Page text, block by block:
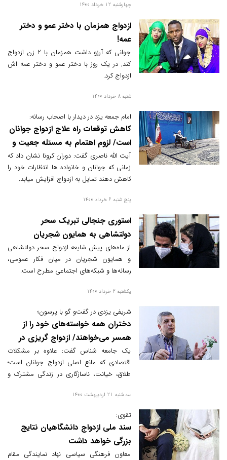
چهارشنبه 12 خرداد 1400
ازدواج همزمان با دختر عمو و دختر
عمه!
جوانی که آرزو داشت همزمان با 2 زن ازدواج
کند, در یک روز با دختر عمو و دختر عمه اش
ازدواج کرد.
شنبه 8 خرداد 1400
امام جمعه یزد در دیدار با اصحاب رسانه:
کاهش توقعات راه علاج ازدواج جوانان
است/ لزوم اهتمام به مسئله جعیت و
فرزندآوریآیت الله ناصری گفت: دوران کرونا نشان داد که
زمانی که جوانان و خانواده ها انتظارات خود را
کاهش دهند تمایل به ازدواج افزایش میابد.
پنج شنبه 6 خرداد 1400
استوری جنجالی تبریک سحر
دولتشاهی به همایون شجریان
از ماه‌های پیش شایعه ازدواج سحر دولتشاهی
و همایون شجریان در میان فکار عمومی،
رسانه‌ها و شبکه‌های اجتماعی مطرح است.
یکشنبه 2 خرداد 1400
شریفی یزدی در گفت‌و ‌گو با پرسون؛
دختران همه خواسته‌های خود را از
همسر می‌خواهند/ ازدواج گریزی در
پسران بیشتر است
یک جامعه شناس گفت: علاوه بر مشکلات
اقتصادی که مانع اصلی ازدواج جوانان است؛
طلاق، خیانت، ناسازگاری در زندگی مشترک و
و ازدواج گریزی جوانان شده است.
سه شنبه 21 اردیبهشت 1400
تقوی:
سند ملی ازدواج دانشگاهیان نتایج
بزرگی خواهد داشت
معاون فرهنگی سیاسی نهاد نمایندگی مقام